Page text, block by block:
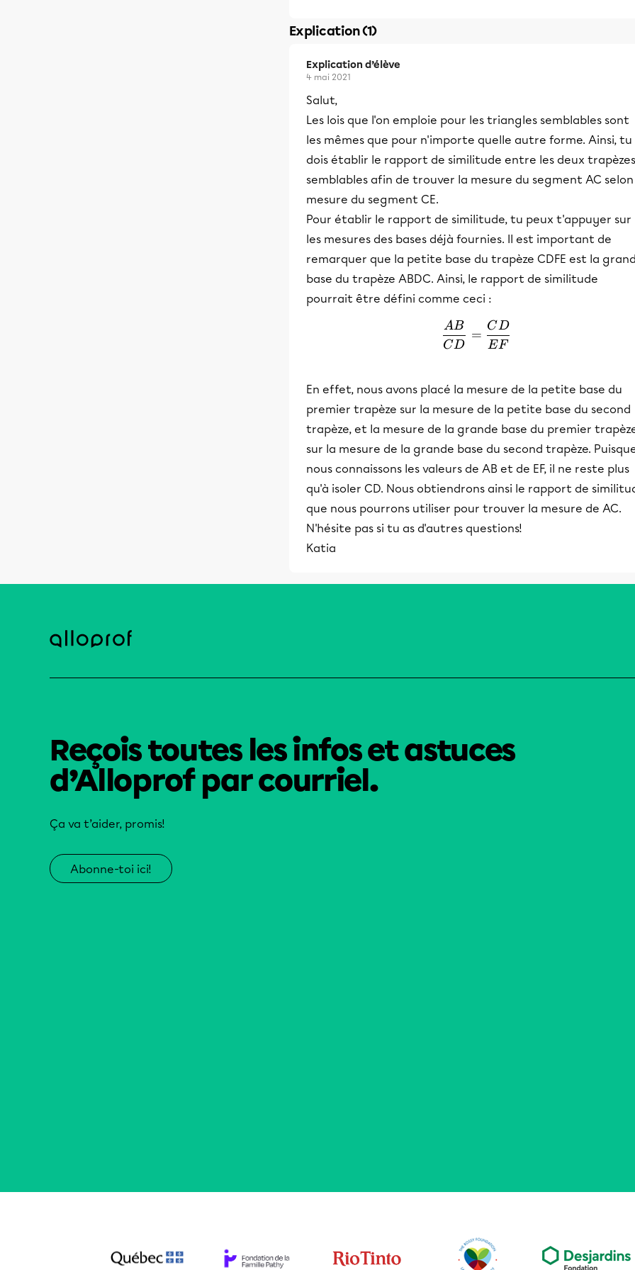
Explication (1)
Explication d’élève
4 mai 2021
Salut,
Les lois que l'on emploie pour les triangles semblables sont
les mêmes que pour n'importe quelle autre forme. Ainsi, tu
dois établir le rapport de similitude entre les deux trapèzes
semblables afin de trouver la mesure du segment AC selon
mesure du segment CE.
Pour établir le rapport de similitude, tu peux t'appuyer sur
les mesures des bases déjà fournies. Il est important de
remarquer que la petite base du trapèze CDFE est la
base du trapèze ABDC. Ainsi, le rapport de similitude
pourrait être défini comme ceci :
\frac{AB}{CD} =
CD
AB
=
EF
CD
En effet, nous avons placé la mesure de la petite base du
premier trapèze sur la mesure de la petite base du second
trapèze, et la mesure de la grande base du premier
sur la mesure de la grande base du second trapèze.
nous connaissons les valeurs de AB et de EF, il ne reste plus
qu'à isoler CD. Nous obtiendrons ainsi le rapport de
que nous pourrons utiliser pour trouver la mesure de AC.
N'hésite pas si tu as d'autres questions!
Katia
Reçois toutes les infos et astuces
d’Alloprof par courriel.
Ça va t’aider, promis!
Abonne-toi ici!